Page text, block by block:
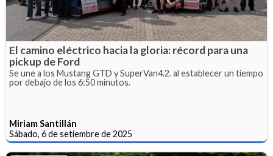
El camino eléctrico hacia la gloria: récord para una
pickup de Ford
Se une a los Mustang GTD y SuperVan4.2. al establecer un tiempo
por debajo de los 6:50 minutos.
Miriam Santillán
Sábado, 6 de setiembre de 2025